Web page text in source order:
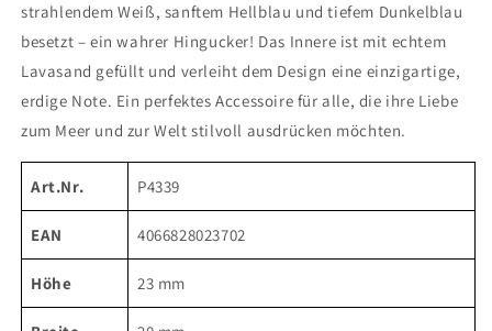
strahlendem Weiß, sanftem Hellblau und tiefem Dunkelblau
besetzt – ein wahrer Hingucker! Das Innere ist mit echtem
Lavasand gefüllt und verleiht dem Design eine einzigartige,
erdige Note. Ein perfektes Accessoire für alle, die ihre Liebe
zum Meer und zur Welt stilvoll ausdrücken möchten.
Art.Nr. P4339
EAN 4066828023702
Höhe 23 mm